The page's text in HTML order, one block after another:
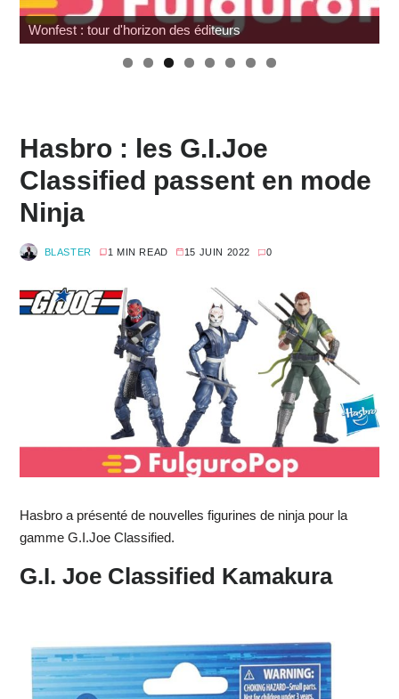
Wonfest : tour d'horizon des éditeurs
Hasbro : les G.I.Joe
Classified passent en mode
Ninja
BLASTER 1 MIN READ 15 JUIN 2022 0
Hasbro a présenté de nouvelles figurines de ninja pour la
gamme G.I.Joe Classified.
G.I. Joe Classified Kamakura